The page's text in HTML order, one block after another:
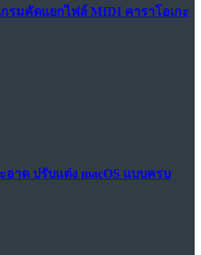
กรมคัดแยกไฟล์ MIDI คาราโอเกะ
าด ปรับแต่ง macOS แบบครบ